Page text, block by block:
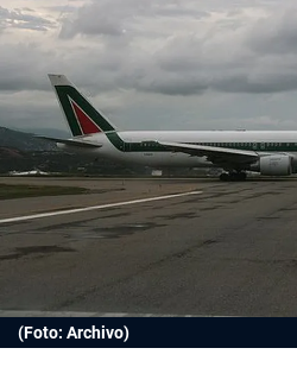
(Foto: Archivo)